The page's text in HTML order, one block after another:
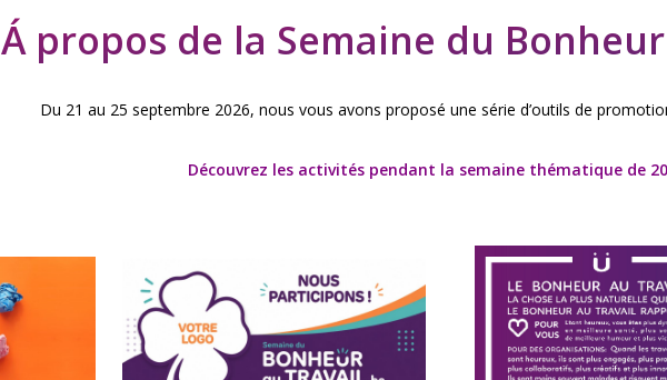
Á propos de la Semaine du
Du 21 au 25 septembre 2026, nous vous avons proposé une série d’outils de
Découvrez les activités pendant la semaine thématique de